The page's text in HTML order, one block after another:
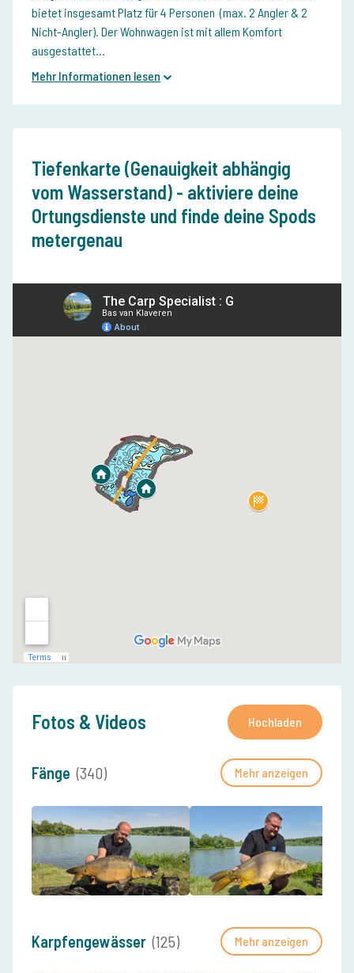
bietet insgesamt Platz für 4 Personen (max. 2 Angler & 2
Nicht-Angler). Der Wohnwagen ist mit allem Komfort
ausgestattet...
Mehr Informationen lesen
Tiefenkarte (Genauigkeit abhängig
vom Wasserstand) - aktiviere deine
Ortungsdienste und finde deine Spods
metergenau
Fotos & Videos Hochladen
Fänge (340) Mehr anzeigen
Karpfengewässer (125) Mehr anzeigen